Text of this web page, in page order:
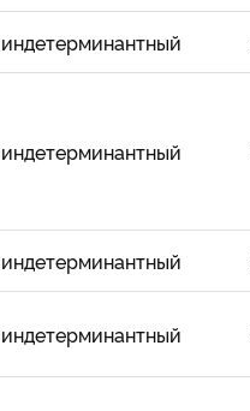
индетерминантный
индетерминантный
индетерминантный
индетерминантный